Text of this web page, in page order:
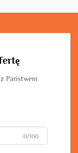
Państwem
0/100